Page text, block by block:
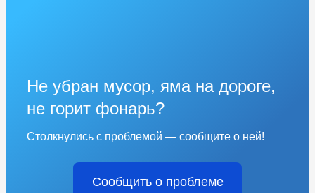
Не убран мусор, яма на дороге,
не горит фонарь?
Столкнулись с проблемой — сообщите о ней!
Сообщить о проблеме